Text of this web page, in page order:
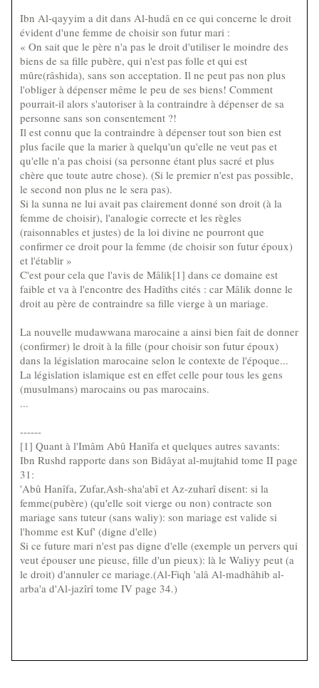
Ibn Al-qayyim a dit dans Al-hudâ en ce qui concerne le droit
évident d'une femme de choisir son futur mari :
« On sait que le père n'a pas le droit d'utiliser le moindre des
biens de sa fille pubère, qui n'est pas folle et qui est
mûre(râshida), sans son acceptation. Il ne peut pas non plus
l'obliger à dépenser même le peu de ses biens! Comment
pourrait-il alors s'autoriser à la contraindre à dépenser de sa
personne sans son consentement ?!
Il est connu que la contraindre à dépenser tout son bien est
plus facile que la marier à quelqu'un qu'elle ne veut pas et
qu'elle n'a pas choisi (sa personne étant plus sacré et plus
chère que toute autre chose). (Si le premier n'est pas possible,
le second non plus ne le sera pas).
Si la sunna ne lui avait pas clairement donné son droit (à la
femme de choisir), l'analogie correcte et les règles
(raisonnables et justes) de la loi divine ne pourront que
confirmer ce droit pour la femme (de choisir son futur époux)
et l'établir »
C'est pour cela que l'avis de Mâlik[1] dans ce domaine est
faible et va à l'encontre des Hadîths cités : car Mâlik donne le
droit au père de contraindre sa fille vierge à un mariage.
La nouvelle mudawwana marocaine a ainsi bien fait de donner
(confirmer) le droit à la fille (pour choisir son futur époux)
dans la législation marocaine selon le contexte de l'époque...
La législation islamique est en effet celle pour tous les gens
(musulmans) marocains ou pas marocains.
...
------
[1] Quant à l'Imâm Abû Hanîfa et quelques autres savants:
Ibn Rushd rapporte dans son Bidâyat al-mujtahid tome II page
31:
'Abû Hanîfa, Zufar,Ash-sha'abî et Az-zuharî disent: si la
femme(pubère) (qu'elle soit vierge ou non) contracte son
mariage sans tuteur (sans waliy): son mariage est valide si
l'homme est Kuf' (digne d'elle)
Si ce future mari n'est pas digne d'elle (exemple un pervers qui
veut épouser une pieuse, fille d'un pieux): là le Waliyy peut (a
le droit) d'annuler ce mariage.(Al-Fiqh 'alâ Al-madhâhib al-
arba'a d'Al-jazîrî tome IV page 34.)